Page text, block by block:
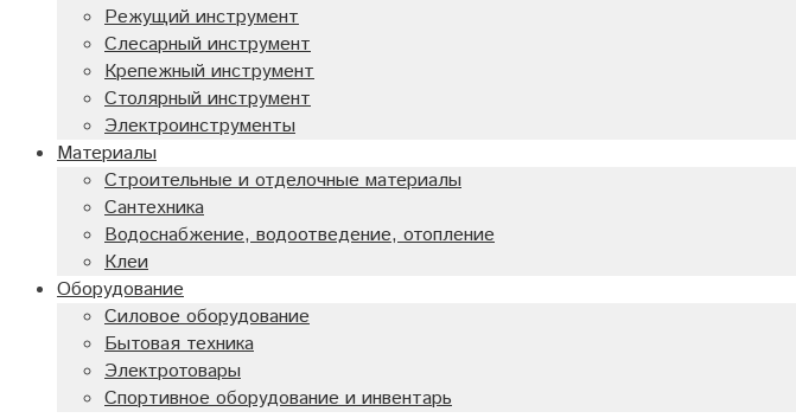
Режущий инструмент
Слесарный инструмент
Крепежный инструмент
Столярный инструмент
Электроинструменты
Материалы
Строительные и отделочные материалы
Сантехника
Водоснабжение, водоотведение, отопление
Клеи
Оборудование
Силовое оборудование
Бытовая техника
Электротовары
Спортивное оборудование и инвентарь